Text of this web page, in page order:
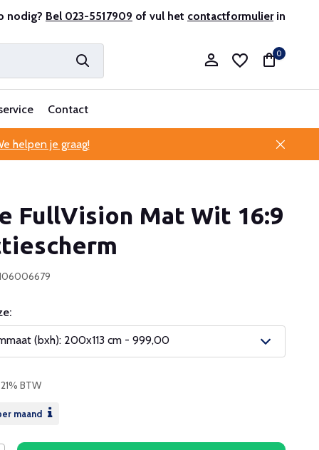
klantenservice
nodig? Bel 023-5517909 of vul het contactformulierin
Account aanmaken
0
Contact
helpen je graag!
FullVision Mat Wit 16:9
(bxh): 200x113 cm - 999,00
BTW
maand